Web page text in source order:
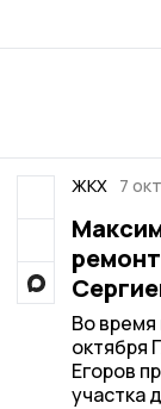
ЖКХ 7
Во время
октября
Егоров
участка